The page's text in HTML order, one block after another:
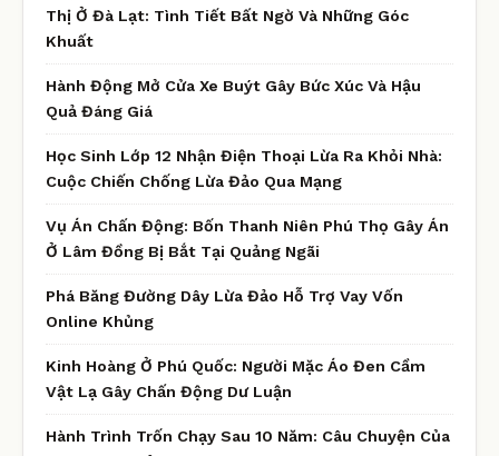
Thị Ở Đà Lạt: Tình Tiết Bất Ngờ Và Những Góc
Khuất
Hành Động Mở Cửa Xe Buýt Gây Bức Xúc Và Hậu
Quả Đáng Giá
Học Sinh Lớp 12 Nhận Điện Thoại Lừa Ra Khỏi Nhà:
Cuộc Chiến Chống Lừa Đảo Qua Mạng
Vụ Án Chấn Động: Bốn Thanh Niên Phú Thọ Gây Án
Ở Lâm Đồng Bị Bắt Tại Quảng Ngãi
Phá Băng Đường Dây Lừa Đảo Hỗ Trợ Vay Vốn
Online Khủng
Kinh Hoàng Ở Phú Quốc: Người Mặc Áo Đen Cầm
Vật Lạ Gây Chấn Động Dư Luận
Hành Trình Trốn Chạy Sau 10 Năm: Câu Chuyện Của